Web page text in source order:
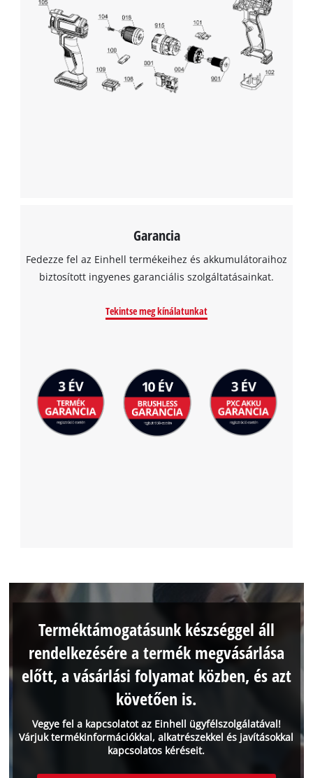
This content is not permitted to load due
to trackers that are not disclosed to the
visitor. The website owner needs to setup
the site with their CMP to add this content
to the list of technologies used.
Powered byUsercentrics Consent
Garancia
Fedezze fel az Einhell termékeihez és akkumulátoraihoz
biztosított ingyenes garanciális szolgáltatásainkat.
Tekintse meg kínálatunkat
Vegye fel a kapcsolatot az Einhell ügyfélszolgálatával!
Várjuk termékinformációkkal, alkatrészekkel és javításokkal
kapcsolatos kéréseit.
Terméktámogatásunk készséggel áll
rendelkezésére a termék megvásárlása
előtt, a vásárlási folyamat közben, és azt
követően is.